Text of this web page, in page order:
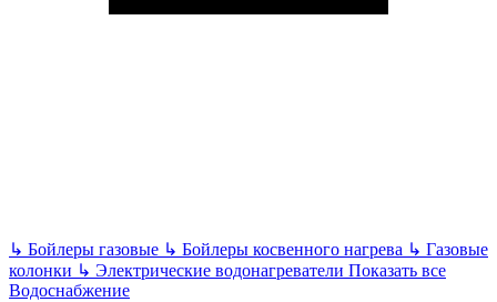
↳ Бойлеры газовые ↳ Бойлеры косвенного нагрева ↳ Газовые
колонки ↳ Электрические водонагреватели Показать все
Водоснабжение